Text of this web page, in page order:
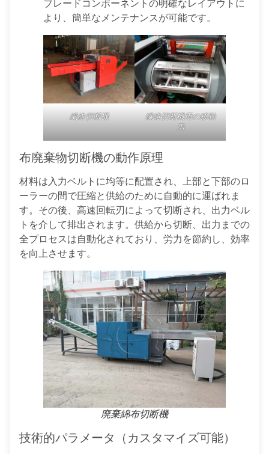
ブレードコンポーネントの明確なレイアウトに
より、簡単なメンテナンスが可能です。
繊維切断機
繊維切断機用の移動
刃
布廃棄物切断機の動作原理
材料は入力ベルトに均等に配置され、上部と下部のロ
ーラーの間で圧縮と供給のために自動的に運ばれま
す。その後、高速回転刃によって切断され、出力ベル
トを介して排出されます。供給から切断、出力までの
全プロセスは自動化されており、労力を節約し、効率
を向上させます。
廃棄綿布切断機
技術的パラメータ（カスタマイズ可能）